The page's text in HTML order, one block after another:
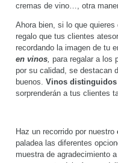
cremas de vino…, otra
Ahora bien, si lo que quieres
regalo que tus clientes
recordando la imagen de tu
en vinos, para regalar a los
por su calidad, se destacan
buenos. Vinos distinguidos
sorprenderán a tus clientes
Haz un recorrido por nuestro
paladea las diferentes
muestra de agradecimiento